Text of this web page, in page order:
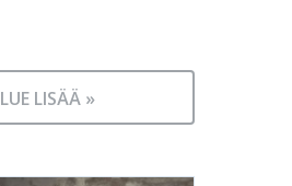
LUE LISÄÄ »